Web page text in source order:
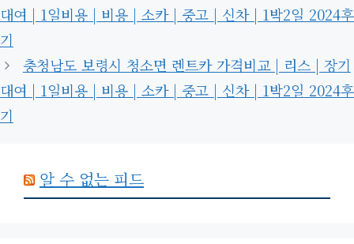
대여 | 1일비용 | 비용 | 소카 | 중고 | 신차 | 1박2일 2024후
기
충청남도 보령시 청소면 렌트카 가격비교 | 리스 | 장기
대여 | 1일비용 | 비용 | 소카 | 중고 | 신차 | 1박2일 2024후
기
알 수 없는 피드